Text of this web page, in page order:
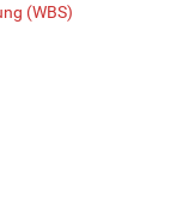
(WBS)